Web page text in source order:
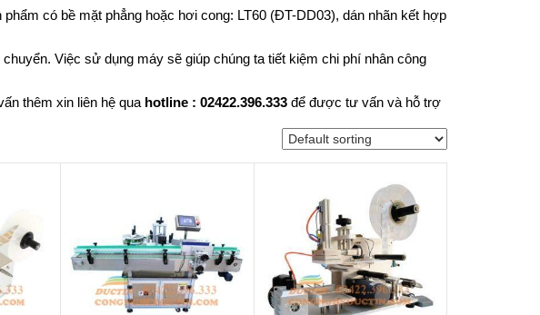
có bề mặt phẳng hoặc hơi cong: LT60 (ĐT-DD03), dán nhãn kết hợp
Việc sử dụng máy sẽ giúp chúng ta tiết kiệm chi phí nhân công
thêm xin liên hệ qua hotline : 02422.396.333để được tư vấn và hỗ trợ